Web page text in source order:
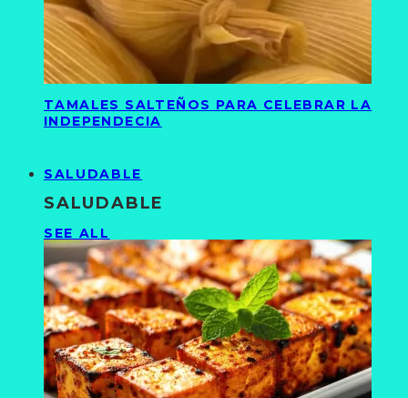
TAMALES SALTEÑOS PARA CELEBRAR LA
INDEPENDECIA
SALUDABLE
SALUDABLE
SEE ALL